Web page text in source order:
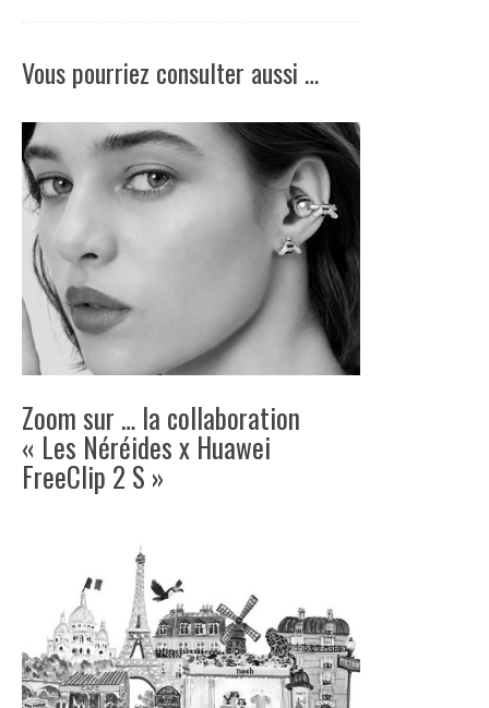
Vous pourriez consulter aussi …
Zoom sur … la collaboration
« Les Néréides x Huawei
FreeClip 2 S »